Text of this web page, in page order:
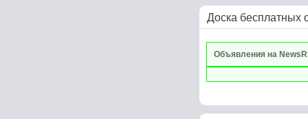
Доска бесплатных
Объявления на